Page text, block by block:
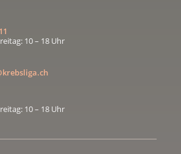
10 – 18 Uhr
10 – 18 Uhr